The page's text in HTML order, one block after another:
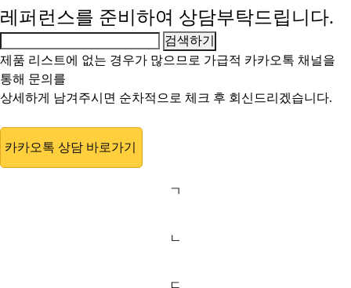
레퍼런스를 준비하여 상담부탁드립니다.
제품 리스트에 없는 경우가 많으므로 가급적 카카오톡 채널을
통해 문의를
상세하게 남겨주시면 순차적으로 체크 후 회신드리겠습니다.
카카오톡 상담 바로가기
ㄱ
ㄴ
ㄷ